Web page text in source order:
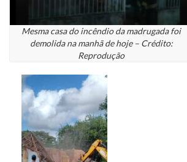
Mesma casa do incêndio da madrugada foi
demolida na manhã de hoje – Crédito:
Reprodução